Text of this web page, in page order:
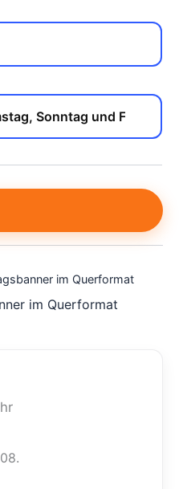
im Querformat
im Querformat